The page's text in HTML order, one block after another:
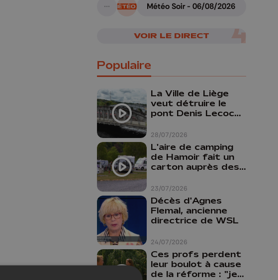
A suivre
Météo Soir - 06/08/2026
VOIR LE DIRECT
Populaire
28/07/2026
La Ville de Liège
veut détruire le
pont Denis Lecocq
budget pour le
faire
23/07/2026
L'aire de camping
de Hamoir fait un
carton auprès des
24/07/2026
Décès d'Agnes
Flemal, ancienne
directrice de WSL
Ces profs perdent
leur boulot à cause
de la réforme : "je